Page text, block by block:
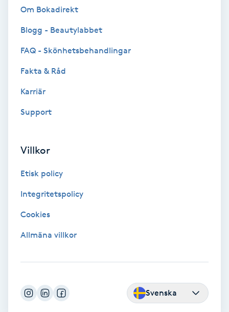
Kärlbehandling
Laserbehandling
LED-ljusterapi
LPG-behandling
Om Bokadirekt
Blogg - Beautylabbet
FAQ - Skönhetsbehandlingar
Fakta & Råd
Karriär
Support
Villkor
Etisk policy
Integritetspolicy
Cookies
Allmäna villkor
Svenska